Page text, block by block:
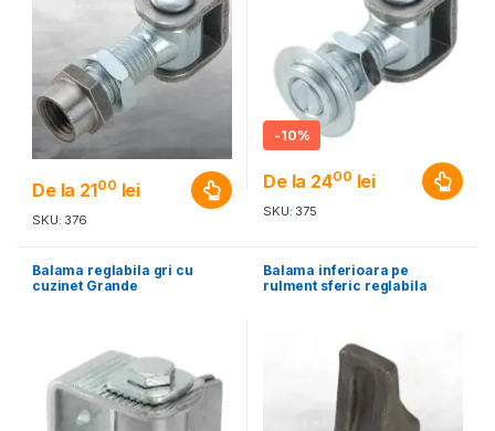
De la 2100 lei
SKU: 376
-10%
De la 2400 lei
SKU: 375
Balama reglabila gri cu
cuzinet Grande
Balama inferioara pe
rulment sferic reglabila